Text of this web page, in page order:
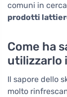
comuni in
prodotti
Come ha
utilizzarlo
Il sapore dello
molto